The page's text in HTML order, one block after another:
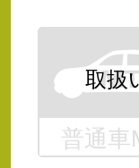
普通車